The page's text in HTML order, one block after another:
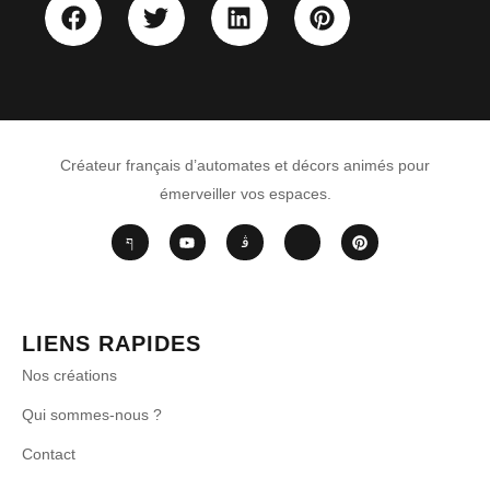
Créateur français d’automates et décors animés pour
émerveiller vos espaces.
LIENS RAPIDES
Nos créations
Qui sommes-nous ?
Contact